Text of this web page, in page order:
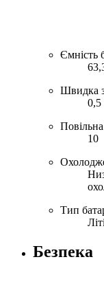
Ємність
Швидка
0,5
10
Тип
Безпека